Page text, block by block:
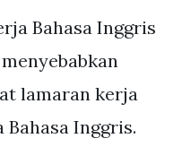
Bahasa Inggris
lamaran kerja
Inggris.